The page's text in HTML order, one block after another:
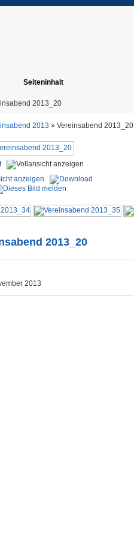
Seiteninhalt
2013_20
2013 » Vereinsabend 2013_20
2013_20
2013